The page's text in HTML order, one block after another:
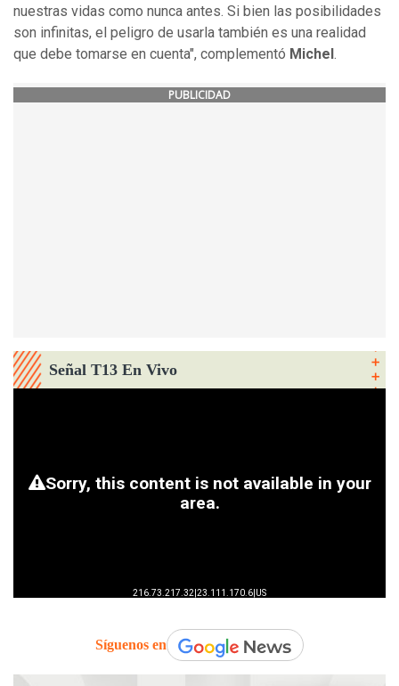
nuestras vidas como nunca antes. Si bien las posibilidades
son infinitas, el peligro de usarla también es una realidad
que debe tomarse en cuenta", complementó Michel .
PUBLICIDAD
Señal T13 En Vivo
Síguenos en